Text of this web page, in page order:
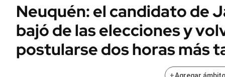
Campo
FINANZAS
Dólar
Sustentabilidad
Seguros
ENERGY REPORT
POLÍTICA
Neuquén: el candidato de
bajó de las elecciones y
postularse dos horas más